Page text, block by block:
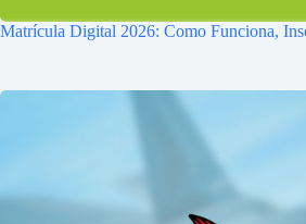
Matrícula Digital 2026: Como Funciona,